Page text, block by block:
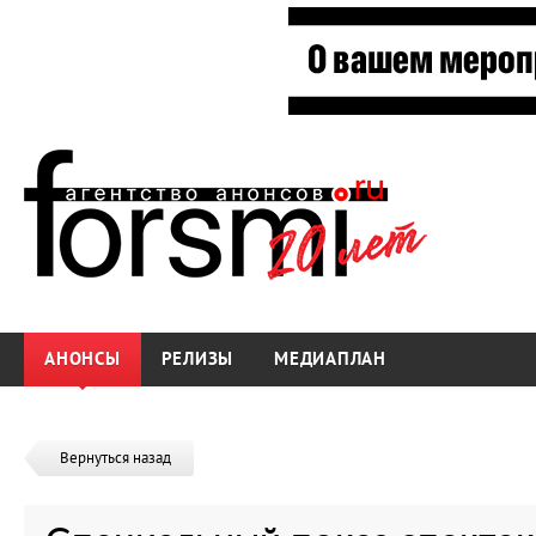
АНОНСЫ РЕЛИЗЫ МЕДИАПЛАН
Вернуться назад